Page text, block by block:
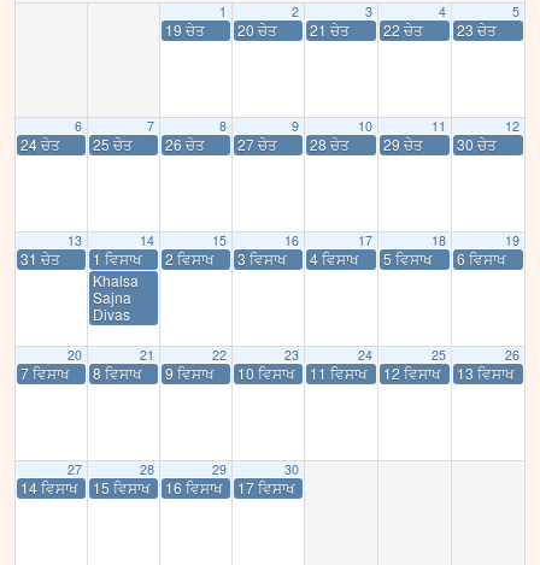
1
19 ਚੇਤ
2
20 ਚੇਤ
3
21 ਚੇਤ
4
22 ਚੇਤ
5
23 ਚੇਤ
6
24 ਚੇਤ
7
25 ਚੇਤ
8
26 ਚੇਤ
9
27 ਚੇਤ
10
28 ਚੇਤ
11
29 ਚੇਤ
12
30 ਚੇਤ
13
31 ਚੇਤ
14
1 ਵਿਸਾਖ
Khalsa
Sajna
Divas
15
2 ਵਿਸਾਖ
16
3 ਵਿਸਾਖ
17
4 ਵਿਸਾਖ
18
5 ਵਿਸਾਖ
19
6 ਵਿਸਾਖ
20
7 ਵਿਸਾਖ
21
8 ਵਿਸਾਖ
22
9 ਵਿਸਾਖ
23
10 ਵਿਸਾਖ
24
11 ਵਿਸਾਖ
25
12 ਵਿਸਾਖ
26
13 ਵਿਸਾਖ
27
14 ਵਿਸਾਖ
28
15 ਵਿਸਾਖ
29
16 ਵਿਸਾਖ
30
17 ਵਿਸਾਖ